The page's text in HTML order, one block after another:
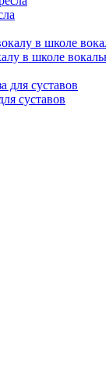
в школе
суставов